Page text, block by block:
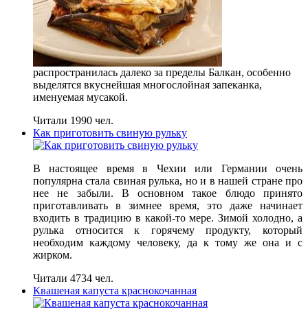
распространилась далеко за пределы Балкан, особенно
выделятся вкуснейшая многослойная запеканка,
именуемая мусакой.
Читали 1990 чел.
Как приготовить свиную рульку
В настоящее время в Чехии или Германии очень
популярна стала свиная рулька, но и в нашей стране про
нее не забыли. В основном такое блюдо принято
приготавливать в зимнее время, это даже начинает
входить в традицию в какой-то мере. Зимой холодно, а
рулька относится к горячему продукту, который
необходим каждому человеку, да к тому же она и с
жирком.
Читали 4734 чел.
Квашеная капуста краснокочанная